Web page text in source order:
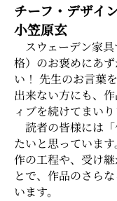
チーフ・デザイ
小笠原玄
スウェーデン家
格）のお褒めにあ
い！ 先生のお言葉
出来ない方にも、
ィブを続けてまいり
読者の皆様には
たいと思っていま
作の工程や、受け
とで、作品のさら
います。